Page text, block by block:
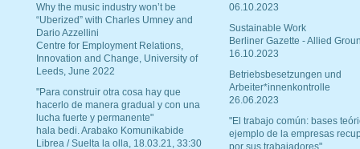
Why the music industry won’t be
“Uberized” with Charles Umney and
Dario Azzellini
Centre for Employment Relations,
Innovation and Change, University of
Leeds, June 2022
"Para construir otra cosa hay que
hacerlo de manera gradual y con una
lucha fuerte y permanente"
hala bedi. Arabako Komunikabide
Librea / Suelta la olla, 18.03.21, 33:30
06.10.2023
Sustainable Work
Berliner Gazette - Allied
16.10.2023
Betriebsbesetzungen und
Arbeiter*innenkontrolle
26.06.2023
"El trabajo común: bases
ejemplo de la empresas
por sus trabajadores"